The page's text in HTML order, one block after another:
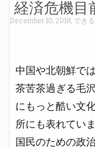
経済危機
December 10, 2018, できる
中国や北朝鮮で
茶苦茶過ぎる毛
にもっと酷い文
所にも表れていま
国民のための政